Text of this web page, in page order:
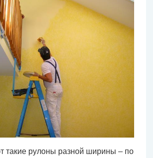
такие рулоны разной ширины – по